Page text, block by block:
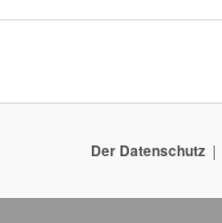
Der Datenschutz